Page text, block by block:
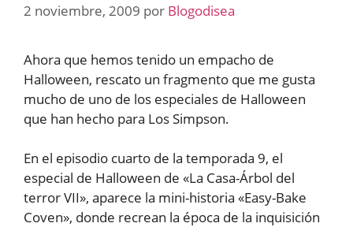
2 noviembre, 2009 por Blogodisea
Ahora que hemos tenido un empacho de
Halloween, rescato un fragmento que me gusta
mucho de uno de los especiales de Halloween
que han hecho para Los Simpson.
En el episodio cuarto de la temporada 9, el
especial de Halloween de «La Casa-Árbol del
terror VII», aparece la mini-historia «Easy-Bake
Coven», donde recrean la época de la inquisición